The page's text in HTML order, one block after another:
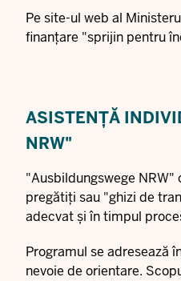
Pe site-ul web al
finanțare "sprijin pentru
ASISTENȚĂ
NRW"
"Ausbildungswege NRW"
pregătiți sau "ghizi de
adecvat și în timpul
Programul se adresează
nevoie de orientare.